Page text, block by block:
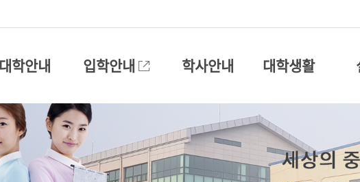
대학안내 입학안내 학사안내 대학생활